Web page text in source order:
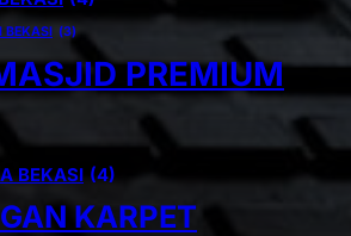
BEKASI (3)
PREMIUM
BEKASI (4)
KARPET